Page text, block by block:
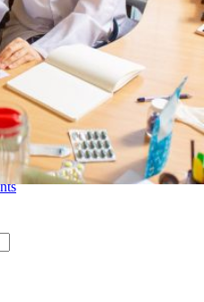
une Intelligence Artificielle au